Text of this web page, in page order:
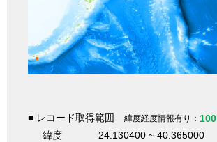
■ レコード取得範囲 緯度経度情報有り： 100
緯度
24.130400 ~ 40.365000